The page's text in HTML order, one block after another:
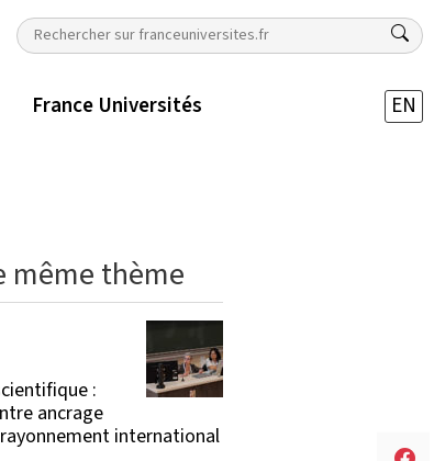
France Universités EN
même thème
:
ancrage
international